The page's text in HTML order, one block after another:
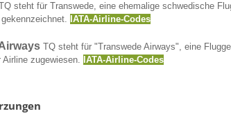
steht für Transwede, eine ehemalige schwedische
IATA-Airline-Codes
TQ steht für "Transwede Airways", eine
Airline zugewiesen. IATA-Airline-Codes